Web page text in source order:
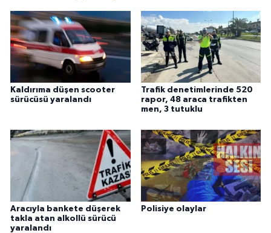
Kaldırıma düşen scooter
sürücüsü yaralandı
Trafik denetimlerinde 520
rapor, 48 araca trafikten
men, 3 tutuklu
Aracıyla bankete düşerek
takla atan alkollü sürücü
yaralandı
Polisiye olaylar